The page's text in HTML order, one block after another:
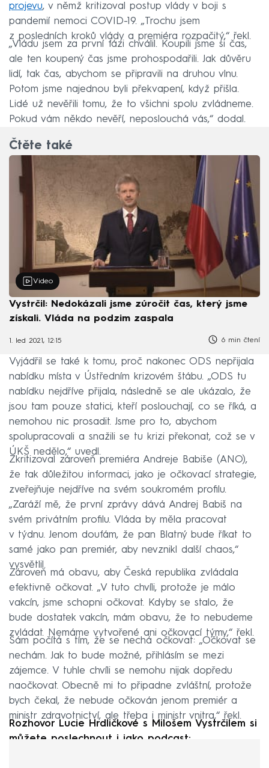
projevu, v němž kritizoval postup vlády v boji s
pandemií nemoci COVID-19. „Trochu jsem
z posledních kroků vlády a premiéra rozpačitý,“ řekl.
„Vládu jsem za první fázi chválil. Koupili jsme si čas,
ale ten koupený čas jsme prohospodařili. Jak důvěru
lidí, tak čas, abychom se připravili na druhou vlnu.
Potom jsme najednou byli překvapení, když přišla.
Lidé už nevěřili tomu, že to všichni spolu zvládneme.
Pokud vám někdo nevěří, neposlouchá vás,“ dodal.
Čtěte také
Video
Vystrčil: Nedokázali jsme zúročit čas, který jsme
získali. Vláda na podzim zaspala
1. led 2021, 12:15 6 min čtení
Vyjádřil se také k tomu, proč nakonec ODS nepřijala
nabídku místa v Ústředním krizovém štábu. „ODS tu
nabídku nejdříve přijala, následně se ale ukázalo, že
jsou tam pouze statici, kteří poslouchají, co se říká, a
nemohou nic prosadit. Jsme pro to, abychom
spolupracovali a snažili se tu krizi překonat, což se v
ÚKŠ nedělo,“ uvedl.
Zkritizoval zároveň premiéra Andreje Babiše (ANO),
že tak důležitou informaci, jako je očkovací strategie,
zveřejňuje nejdříve na svém soukromém profilu.
„Zaráží mě, že první zprávy dává Andrej Babiš na
svém privátním profilu. Vláda by měla pracovat
v týdnu. Jenom doufám, že pan Blatný bude říkat to
samé jako pan premiér, aby nevznikl další chaos,“
vysvětlil.
Zároveň má obavu, aby Česká republika zvládala
efektivně očkovat. „V tuto chvíli, protože je málo
vakcín, jsme schopni očkovat. Kdyby se stalo, že
bude dostatek vakcín, mám obavu, že to nebudeme
zvládat. Nemáme vytvořené ani očkovací týmy,“ řekl.
Sám počítá s tím, že se nechá očkovat: „Očkovat se
nechám. Jak to bude možné, přihlásím se mezi
zájemce. V tuhle chvíli se nemohu nijak dopředu
naočkovat. Obecně mi to připadne zvláštní, protože
bych čekal, že nebude očkován jenom premiér a
ministr zdravotnictví, ale třeba i ministr vnitra,“ řekl.
Rozhovor Lucie Hrdličkové s Milošem Vystrčilem si
můžete poslechnout i jako podcast: